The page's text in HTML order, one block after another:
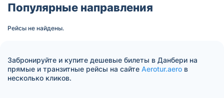
Популярные направления
Рейсы не найдены.
Забронируйте и купите дешевые билеты в Данбери на
прямые и транзитные рейсы на сайте Aerotur.aero в
несколько кликов.